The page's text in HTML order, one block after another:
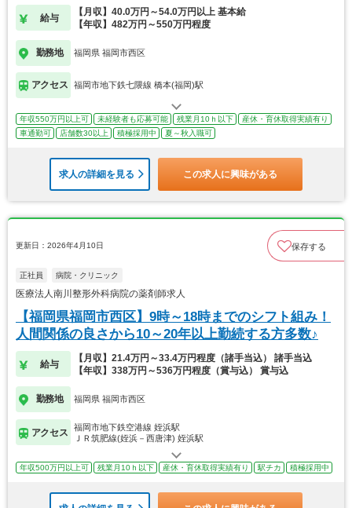
給与
【月収】40.0万円～54.0万円以上 基本給
【年収】482万円～550万円程度
勤務地 福岡県 福岡市西区
アクセス 福岡市地下鉄七隈線 橋本(福岡)駅
年収550万円以上可 未経験者も応募可能 残業月10ｈ以下
産休・育休取得実績有り
車通勤可
店舗数30以上 積極採用中 夏～秋入職可
求人の詳細を見る この求人に興味がある
更新日：2026年4月10日 保存する
正社員 病院・クリニック
医療法人南川整形外科病院の薬剤師求人
【福岡県福岡市西区】9時～18時までのシフト組み！
人間関係の良さから10～20年以上勤続する方多数♪
給与
【月収】21.4万円～33.4万円程度（諸手当込） 諸手当込
【年収】338万円～536万円程度（賞与込） 賞与込
勤務地 福岡県 福岡市西区
アクセス
福岡市地下鉄空港線 姪浜駅
ＪＲ筑肥線(姪浜－西唐津) 姪浜駅
年収500万円以上可 残業月10ｈ以下 産休・育休取得実績有り 駅チカ 積極採用中